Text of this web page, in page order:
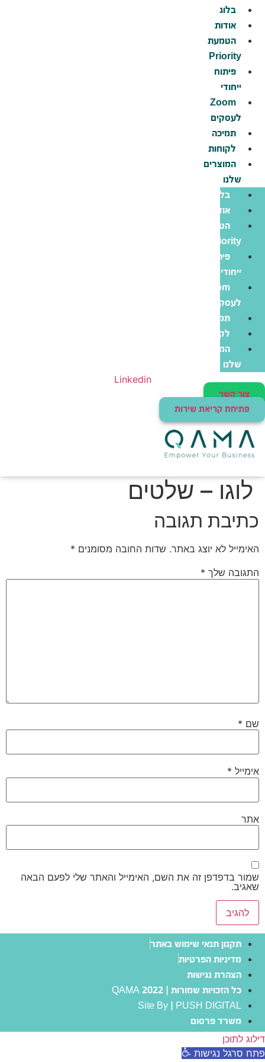
בלוג
אודות
הטמעת
Priority
פיתוח
ייחודי
Zoom
לעסקים
תמיכה
לקוחות
המוצרים
שלנו
בלוג
אודות
הטמעת
Priority
פיתוח
ייחודי
Zoom
לעסקים
תמיכה
לקוחות
המוצרים
שלנו
Linkedin
צור קשר
פתיחת קריאת שירות
לוגו – שלטים
כתיבת תגובה
האימייל לא יוצג באתר. שדות החובה מסומנים *
התגובה שלך *
שם *
אימייל *
אתר
שמור בדפדפן זה את השם, האימייל והאתר שלי לפעם הבאה
שאגיב.
תקנון תנאי שימוש באתר
מדיניות הפרטיות
הצהרת נגישות
כל הזכויות שמורות | QAMA 2022
Site By | PUSH DIGITAL
משרד פרסום
דילוג לתוכן
פתח סרגל נגישות